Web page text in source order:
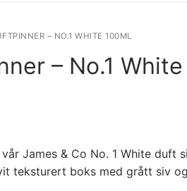
– NO.1 WHITE 100ML
– No.1 White
James & Co No. 1 White duft
teksturert boks med grått siv